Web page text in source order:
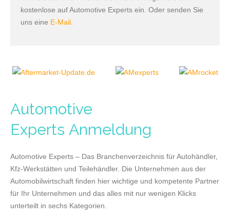
kostenlose auf Automotive Experts ein. Oder senden Sie
uns eine E-Mail
Automotive
Experts Anmeldung
Automotive Experts – Das Branchenverzeichnis für Autohändler,
Kfz-Werkstätten und Teilehändler. Die Unternehmen aus der
Automobilwirtschaft finden hier wichtige und kompetente Partner
für Ihr Unternehmen und das alles mit nur wenigen Klicks
unterteilt in sechs Kategorien.